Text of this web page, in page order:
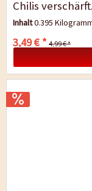
Chilis
fruchtiger und
Inhalt0.395
3,49 € * 4,99 € *